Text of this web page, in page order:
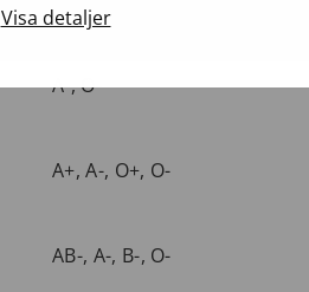
Visa detaljer
A-, O-
A+, A-, O+, O-
AB-, A-, B-, O-